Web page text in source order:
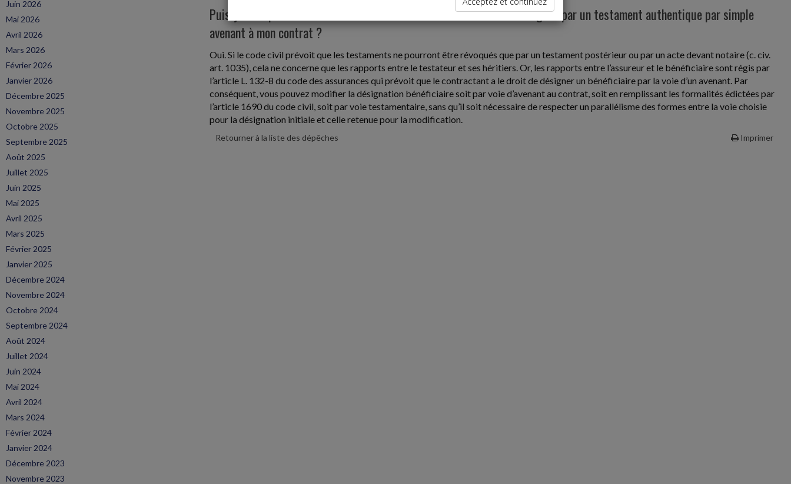
Juin 2026
Mai 2026
Avril 2026
Mars 2026
Février 2026
Janvier 2026
Décembre 2025
Novembre 2025
Octobre 2025
Septembre 2025
Août 2025
Juillet 2025
Juin 2025
Mai 2025
Avril 2025
Mars 2025
Février 2025
Janvier 2025
Décembre 2024
Novembre 2024
Octobre 2024
Septembre 2024
Août 2024
Juillet 2024
Juin 2024
Mai 2024
Avril 2024
Mars 2024
Février 2024
Janvier 2024
Décembre 2023
Novembre 2023
Puis-je révoquer les bénéficiaires de mon contrat d’assurance-vie désignés par un testament authentique par simple
avenant à mon contrat ?
Oui. Si le code civil prévoit que les testaments ne pourront être révoqués que par un testament postérieur ou par un acte devant notaire (c. civ.
art. 1035), cela ne concerne que les rapports entre le testateur et ses héritiers. Or, les rapports entre l’assureur et le bénéficiaire sont régis par
l’article L. 132-8 du code des assurances qui prévoit que le contractant a le droit de désigner un bénéficiaire par la voie d’un avenant. Par
conséquent, vous pouvez modifier la désignation bénéficiaire soit par voie d’avenant au contrat, soit en remplissant les formalités édictées par
l’article 1690 du code civil, soit par voie testamentaire, sans qu’il soit nécessaire de respecter un parallélisme des formes entre la voie choisie
pour la désignation initiale et celle retenue pour la modification.
Retourner à la liste des dépêches Imprimer